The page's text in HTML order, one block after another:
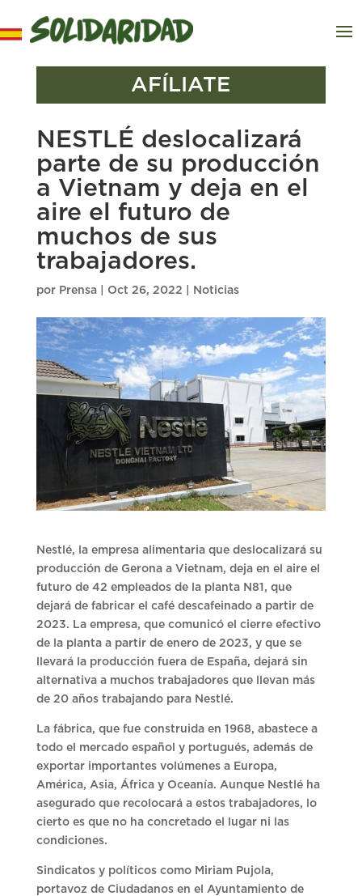
AFÍLIATE
NESTLÉ deslocalizará
parte de su producción
a Vietnam y deja en el
aire el futuro de
muchos de sus
trabajadores.
por Prensa| Oct 26, 2022 Noticias
Nestlé, la empresa alimentaria que deslocalizará su
producción de Gerona a Vietnam, deja en el aire el
futuro de 42 empleados de la planta N81, que
dejará de fabricar el café descafeinado a partir de
2023. La empresa, que comunicó el cierre efectivo
de la planta a partir de enero de 2023, y que se
llevará la producción fuera de España, dejará sin
alternativa a muchos trabajadores que llevan más
de 20 años trabajando para Nestlé.
La fábrica, que fue construida en 1968, abastece a
todo el mercado español y portugués, además de
exportar importantes volúmenes a Europa,
América, Asia, África y Oceanía. Aunque Nestlé ha
asegurado que recolocará a estos trabajadores, lo
cierto es que no ha concretado el lugar ni las
condiciones.
Sindicatos y políticos como Miriam Pujola,
portavoz de Ciudadanos en el Ayuntamiento de